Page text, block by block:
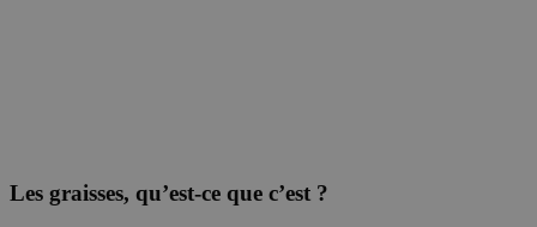
Les graisses, qu’est-ce que c’est ?